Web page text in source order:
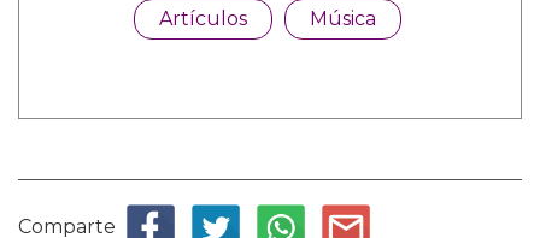
Artículos Música
Comparte